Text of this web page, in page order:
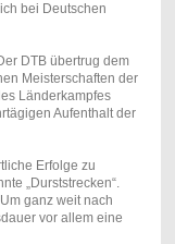
bei Deutschen
DTB übertrug dem
Meisterschaften der
Länderkampfes
Aufenthalt der
Erfolge zu
„Durststrecken“.
ganz weit nach
vor allem eine